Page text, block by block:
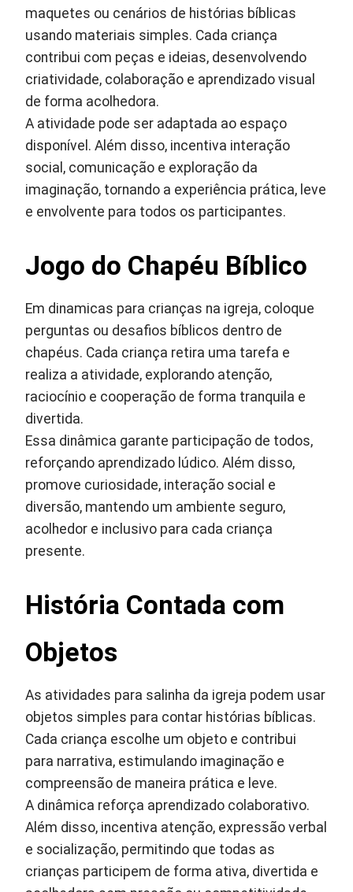
maquetes ou cenários de histórias bíblicas
usando materiais simples. Cada criança
contribui com peças e ideias, desenvolvendo
criatividade, colaboração e aprendizado visual
de forma acolhedora.
A atividade pode ser adaptada ao espaço
disponível. Além disso, incentiva interação
social, comunicação e exploração da
imaginação, tornando a experiência prática, leve
e envolvente para todos os participantes.
Jogo do Chapéu Bíblico
Em dinamicas para crianças na igreja, coloque
perguntas ou desafios bíblicos dentro de
chapéus. Cada criança retira uma tarefa e
realiza a atividade, explorando atenção,
raciocínio e cooperação de forma tranquila e
divertida.
Essa dinâmica garante participação de todos,
reforçando aprendizado lúdico. Além disso,
promove curiosidade, interação social e
diversão, mantendo um ambiente seguro,
acolhedor e inclusivo para cada criança
presente.
História Contada com
Objetos
As atividades para salinha da igreja podem usar
objetos simples para contar histórias bíblicas.
Cada criança escolhe um objeto e contribui
para narrativa, estimulando imaginação e
compreensão de maneira prática e leve.
A dinâmica reforça aprendizado colaborativo.
Além disso, incentiva atenção, expressão verbal
e socialização, permitindo que todas as
crianças participem de forma ativa, divertida e